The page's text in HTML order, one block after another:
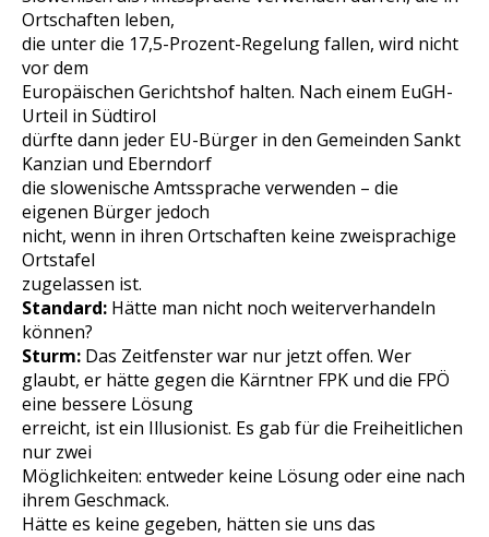
Ortschaften leben,
die unter die 17,5-Prozent-Regelung fallen, wird nicht
vor dem
Europäischen Gerichtshof halten. Nach einem EuGH-
Urteil in Südtirol
dürfte dann jeder EU-Bürger in den Gemeinden Sankt
Kanzian und Eberndorf
die slowenische Amtssprache verwenden – die
eigenen Bürger jedoch
nicht, wenn in ihren Ortschaften keine zweisprachige
Ortstafel
zugelassen ist.
Standard: Hätte man nicht noch weiterverhandeln
können?
Sturm: Das Zeitfenster war nur jetzt offen. Wer
glaubt, er hätte gegen die Kärntner FPK und die FPÖ
eine bessere Lösung
erreicht, ist ein Illusionist. Es gab für die Freiheitlichen
nur zwei
Möglichkeiten: entweder keine Lösung oder eine nach
ihrem Geschmack.
Hätte es keine gegeben, hätten sie uns das